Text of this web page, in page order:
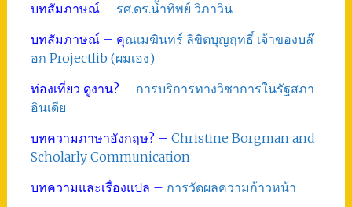
บทสัมภาษณ์ – รศ.ดร.น้ำทิพย์ วิภาวิน
บทสัมภาษณ์ – คุณเมฆินทร์ ลิขิตบุญฤทธิ์ เจ้าของบล๊
อก Projectlib (ผมเอง)
ท่องเที่ยว ดูงาน? – การบริการทางวิชาการในรัฐสภา
อินเดีย
บทความภาษาอังกฤษ? – Christine Borgman and
Scholarly Communication
บทความและเรื่องแปล – การวัดผลความก้าวหน้า